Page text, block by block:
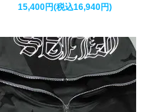
15,400円(税込16,940円)